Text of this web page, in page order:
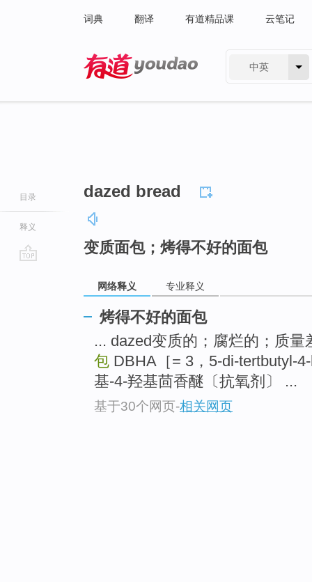
词典 翻译 有道精品课 云笔记
中英
目录
释义
dazed bread
变质面包；烤得不好的面包
网络释义 专业释义
烤得不好的面包
... dazed变质的；腐烂的；质
包 DBHA［= 3，5-di-tertbutyl-
基-4-羟基茴香醚〔抗氧剂〕 ...
基于30个网页-相关网页